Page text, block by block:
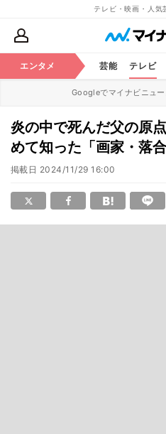
テレビ・映画・人気
エンタメ 芸能 テレビ
Googleでマイナビニュ
炎の中で死んだ父の原
めて知った「画家・落
掲載日 2024/11/29 16:00